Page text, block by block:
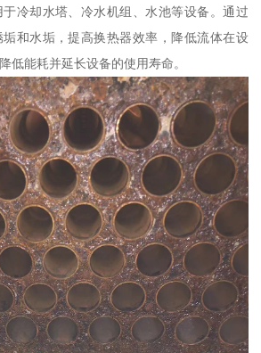
冷却水塔、冷水机组、水池等设备。通过
和水垢，提高换热器效率，降低流体在设
低能耗并延长设备的使用寿命。